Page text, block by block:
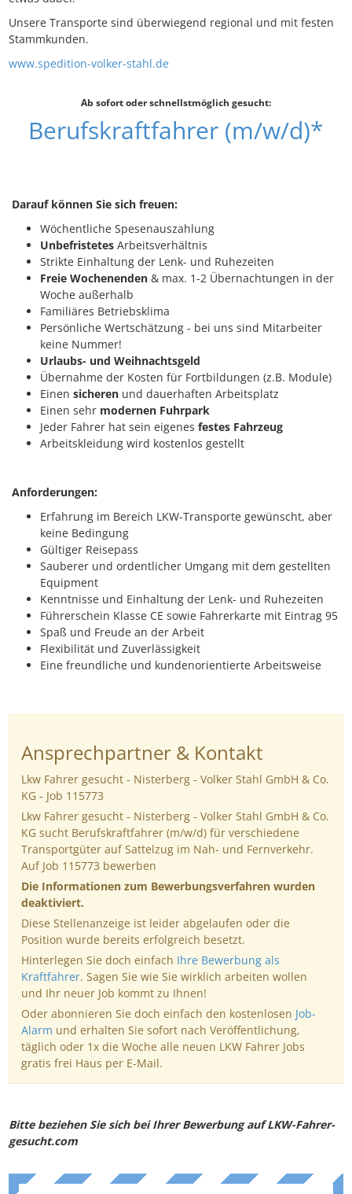
Unsere Transporte sind überwiegend regional und mit festen
Stammkunden.
www.spedition-volker-stahl.de
Ab sofort oder schnellstmöglich gesucht:
Berufskraftfahrer (m/w/d)*
Darauf können Sie sich freuen:
Wöchentliche Spesenauszahlung
Unbefristetes Arbeitsverhältnis
Strikte Einhaltung der Lenk- und Ruhezeiten
Freie Wochenenden & max. 1-2 Übernachtungen in der
Woche außerhalb
Familiäres Betriebsklima
Persönliche Wertschätzung - bei uns sind Mitarbeiter
keine Nummer!
Urlaubs- und Weihnachtsgeld
Übernahme der Kosten für Fortbildungen (z.B. Module)
Einen sicheren und dauerhaften Arbeitsplatz
Einen sehr modernen Fuhrpark
Jeder Fahrer hat sein eigenes festes Fahrzeug
Arbeitskleidung wird kostenlos gestellt
Anforderungen:
Erfahrung im Bereich LKW-Transporte gewünscht, aber
keine Bedingung
Gültiger Reisepass
Sauberer und ordentlicher Umgang mit dem gestellten
Equipment
Kenntnisse und Einhaltung der Lenk- und Ruhezeiten
Führerschein Klasse CE sowie Fahrerkarte mit Eintrag 95
Spaß und Freude an der Arbeit
Flexibilität und Zuverlässigkeit
Eine freundliche und kundenorientierte Arbeitsweise
Ansprechpartner & Kontakt
Lkw Fahrer gesucht - Nisterberg - Volker Stahl GmbH & Co.
KG - Job 115773
Lkw Fahrer gesucht - Nisterberg - Volker Stahl GmbH & Co.
KG sucht Berufskraftfahrer (m/w/d) für verschiedene
Transportgüter auf Sattelzug im Nah- und Fernverkehr.
Auf Job 115773 bewerben
Die Informationen zum Bewerbungsverfahren wurden
deaktiviert.
Diese Stellenanzeige ist leider abgelaufen oder die
Position wurde bereits erfolgreich besetzt.
Hinterlegen Sie doch einfach Ihre Bewerbung als
Kraftfahrer. Sagen Sie wie Sie wirklich arbeiten wollen
und Ihr neuer Job kommt zu Ihnen!
Oder abonnieren Sie doch einfach den kostenlosen Job-
Alarm und erhalten Sie sofort nach Veröffentlichung,
täglich oder 1x die Woche alle neuen LKW Fahrer Jobs
gratis frei Haus per E-Mail.
Bitte beziehen Sie sich bei Ihrer Bewerbung auf LKW-Fahrer-
gesucht.com